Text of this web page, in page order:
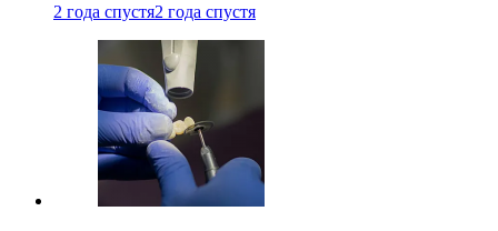
2 года спустя2 года спустя